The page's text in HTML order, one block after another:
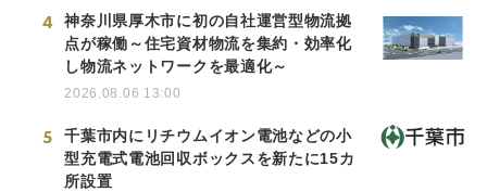
4
神奈川県厚木市に初の自社運営型物流拠
点が稼働～住宅資材物流を集約・効率化
し物流ネットワークを最適化～
2026.08.06 13:00
5
千葉市内にリチウムイオン電池などの小
型充電式電池回収ボックスを新たに15カ
所設置